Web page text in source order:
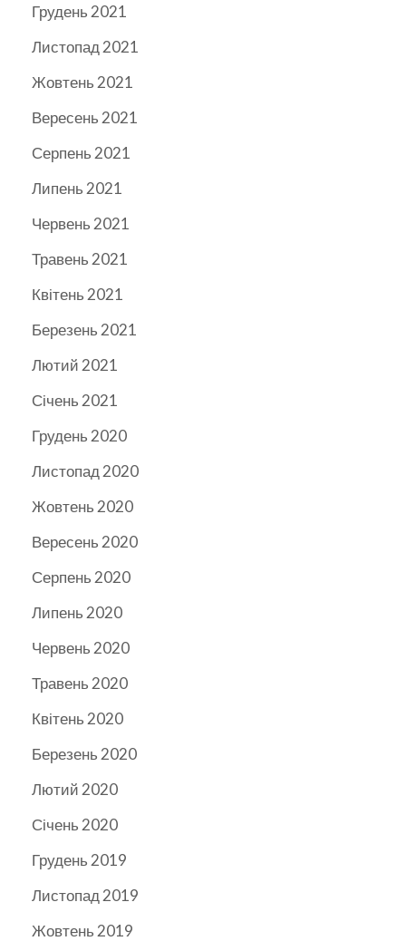
Грудень 2021
Листопад 2021
Жовтень 2021
Вересень 2021
Серпень 2021
Липень 2021
Червень 2021
Травень 2021
Квітень 2021
Березень 2021
Лютий 2021
Січень 2021
Грудень 2020
Листопад 2020
Жовтень 2020
Вересень 2020
Серпень 2020
Липень 2020
Червень 2020
Травень 2020
Квітень 2020
Березень 2020
Лютий 2020
Січень 2020
Грудень 2019
Листопад 2019
Жовтень 2019